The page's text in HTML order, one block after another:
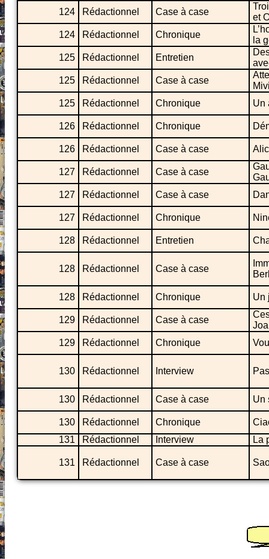
124
Rédactionnel Case à case
et
124
Rédactionnel Chronique
la
125
Rédactionnel Entretien
125
Rédactionnel Case à case
125
Rédactionnel Chronique Un
126 Rédactionnel Chronique
126 Rédactionnel Case à case
127 Rédactionnel Case à case
127
Rédactionnel Case à case
127 Rédactionnel Chronique
128 Rédactionnel Entretien
128 Rédactionnel Case à case
128 Rédactionnel Chronique Un
129 Rédactionnel Case à case
129
Rédactionnel Chronique
130 Rédactionnel Interview
130 Rédactionnel Case à case Un
130 Rédactionnel Chronique
131
Rédactionnel Interview La
131 Rédactionnel Case à case